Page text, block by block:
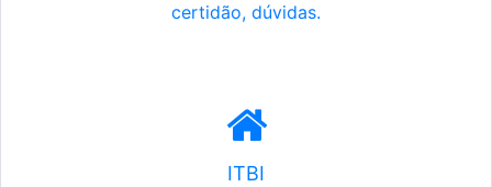
certidão, dúvidas.
ITBI